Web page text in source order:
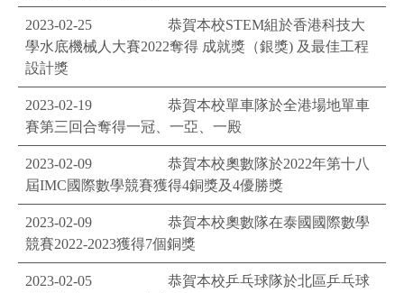
2023-02-25
恭賀本校STEM組於香港科技大
學水底機械人大賽2022奪得 成就獎（銀獎) 及最佳工程
設計獎
2023-02-19
恭賀本校單車隊於全港場地單車
賽第三回合奪得一冠、一亞、一殿
2023-02-09
恭賀本校奧數隊於2022年第十八
屆IMC國際數學競賽獲得4銅獎及4優勝獎
2023-02-09
恭賀本校奧數隊在泰國國際數學
競賽2022-2023獲得7個銅獎
2023-02-05
恭賀本校乒乓球隊於北區乒乓球